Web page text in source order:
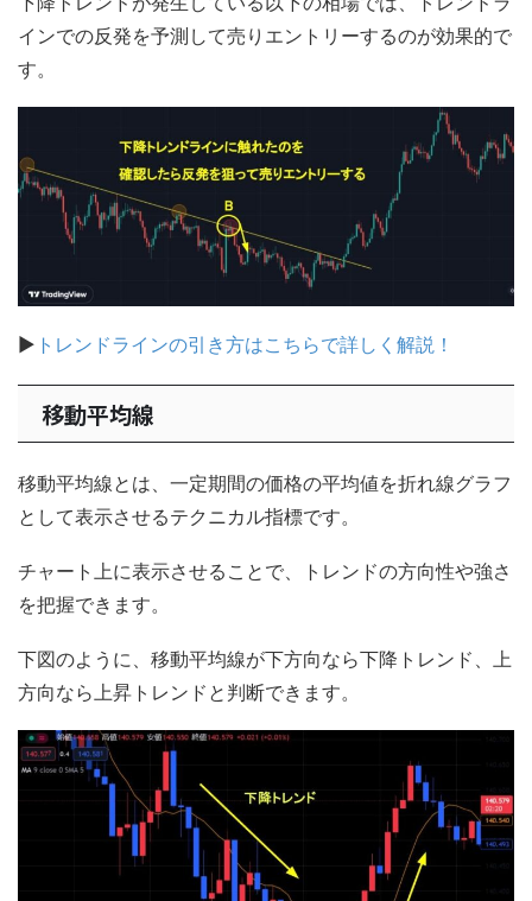
インでの反発を予測して売りエントリーするのが効果的で
す。
▶ トレンドラインの引き方はこちらで詳しく解説！
移動平均線
移動平均線とは、一定期間の価格の平均値を折れ線グラフ
として表示させるテクニカル指標です。
チャート上に表示させることで、トレンドの方向性や強さ
を把握できます。
下図のように、移動平均線が下方向なら下降トレンド、上
方向なら上昇トレンドと判断できます。